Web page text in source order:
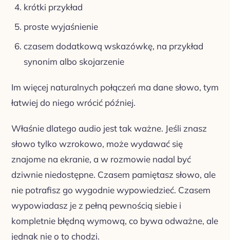
krótki przykład
proste wyjaśnienie
czasem dodatkową wskazówkę, na przykład
synonim albo skojarzenie
Im więcej naturalnych połączeń ma dane słowo, tym
łatwiej do niego wrócić później.
Właśnie dlatego audio jest tak ważne. Jeśli znasz
słowo tylko wzrokowo, może wydawać się
znajome na ekranie, a w rozmowie nadal być
dziwnie niedostępne. Czasem pamiętasz słowo, ale
nie potrafisz go wygodnie wypowiedzieć. Czasem
wypowiadasz je z pełną pewnością siebie i
kompletnie błędną wymową, co bywa odważne, ale
jednak nie o to chodzi.